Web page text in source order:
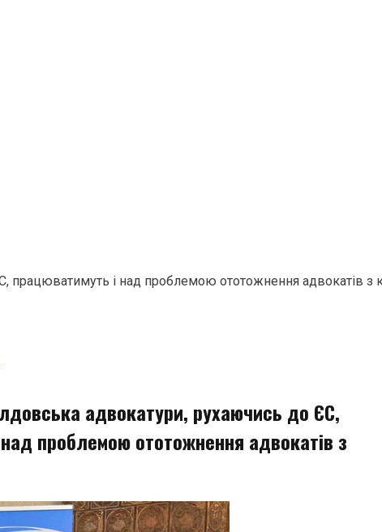
працюватимуть і над проблемою ототожнення адвокатів з
адвокатури, рухаючись до ЄС,
проблемою ототожнення адвокатів з